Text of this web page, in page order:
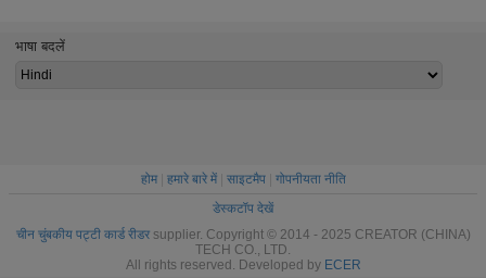
भाषा बदलें
होम| हमारे बारे में| साइटमैप| गोपनीयता नीति
डेस्कटॉप देखें
चीन चुंबकीय पट्टी कार्ड रीडरsupplier. Copyright © 2014 - 2025 CREATOR (CHINA)
TECH CO., LTD.
All rights reserved. Developed by ECER